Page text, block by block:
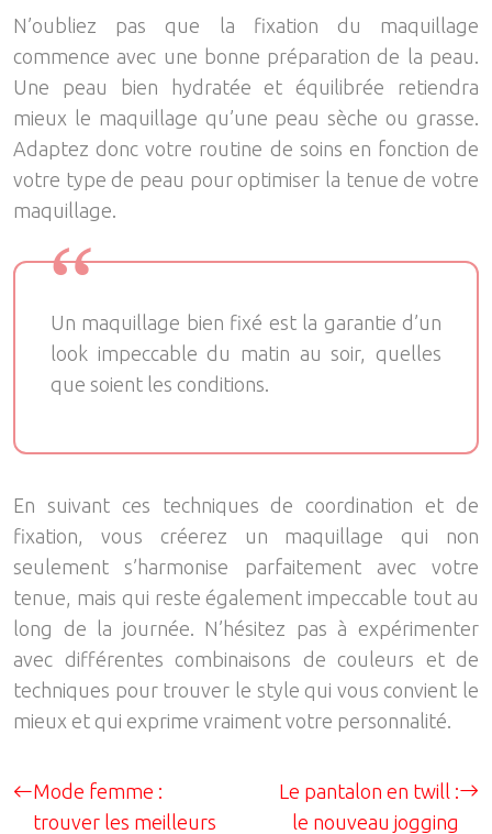
N’oubliez pas que la fixation du maquillage
commence avec une bonne préparation de la peau.
Une peau bien hydratée et équilibrée retiendra
mieux le maquillage qu’une peau sèche ou grasse.
Adaptez donc votre routine de soins en fonction de
votre type de peau pour optimiser la tenue de votre
maquillage.
Un maquillage bien fixé est la garantie d’un
look impeccable du matin au soir, quelles
que soient les conditions.
En suivant ces techniques de coordination et de
fixation, vous créerez un maquillage qui non
seulement s’harmonise parfaitement avec votre
tenue, mais qui reste également impeccable tout au
long de la journée. N’hésitez pas à expérimenter
avec différentes combinaisons de couleurs et de
techniques pour trouver le style qui vous convient le
mieux et qui exprime vraiment votre personnalité.
Mode femme :
trouver les meilleurs
Le pantalon en twill :
le nouveau jogging